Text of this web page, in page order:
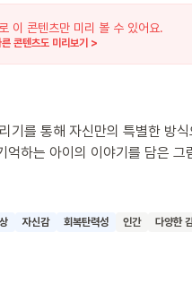
이 콘텐츠만 미리 볼 수 있어요.
콘텐츠도 미리보기 >
기를 통해 자신만의 특별한 방식
억하는 아이의 이야기를 담은 그
따뜻하고 행복했던 순간의 기억
가지 색만을 사용해 아이의 감정
자신감 회복탄력성 인간 다양한